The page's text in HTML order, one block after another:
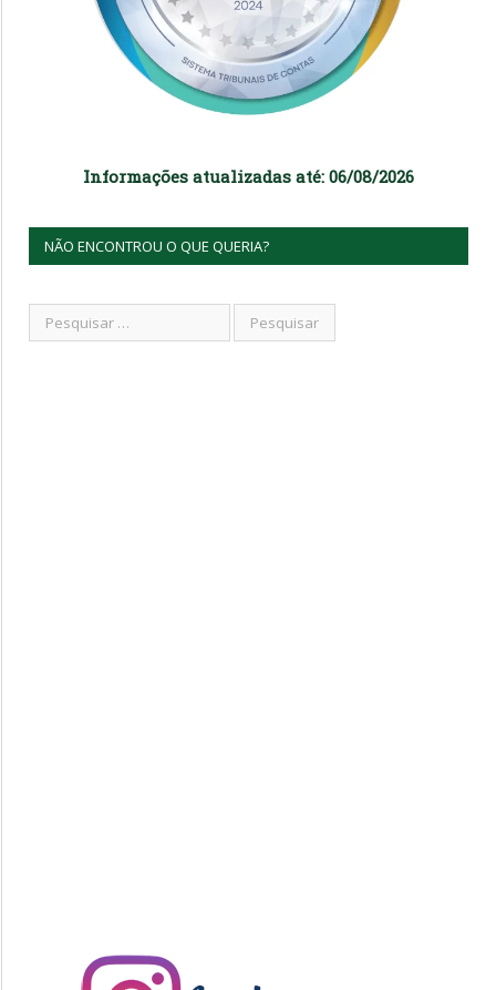
Informações atualizadas até: 06/08/2026
NÃO ENCONTROU O QUE QUERIA?